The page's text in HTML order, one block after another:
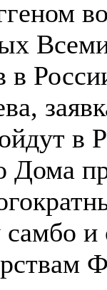
в
в
Дома
самбо